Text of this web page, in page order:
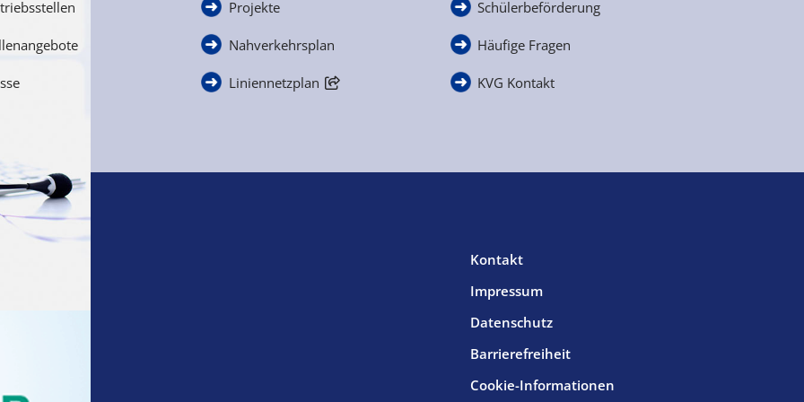
Projekte
Nahverkehrsplan
Liniennetzplan
Schülerbeförderung
Häufige Fragen
KVG Kontakt
Kontakt
Impressum
Datenschutz
Barrierefreiheit
Cookie-Informationen